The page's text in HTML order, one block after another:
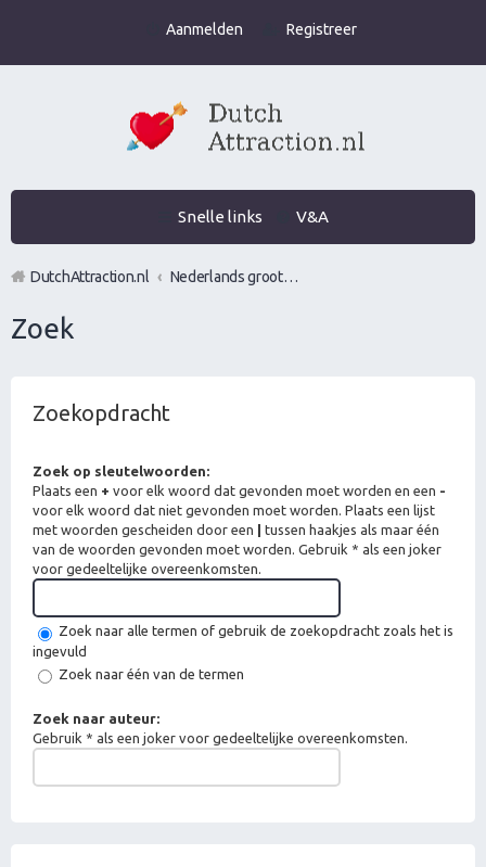
Aanmelden Registreer
Snelle links V&A
DutchAttraction.nl Nederlands grootste Dutch Attraction, Lifestyle, Vrouwen versieren en Pick-Up (PUA) Forum
Zoek
Zoekopdracht
Zoek op sleutelwoorden:
Plaats een + voor elk woord dat gevonden moet worden en een -
voor elk woord dat niet gevonden moet worden. Plaats een lijst
met woorden gescheiden door een
tussen haakjes als maar één
van de woorden gevonden moet worden. Gebruik * als een joker
voor gedeeltelijke overeenkomsten.
Zoek naar alle termen of gebruik de zoekopdracht zoals het is
ingevuld
Zoek naar één van de termen
Zoek naar auteur:
Gebruik * als een joker voor gedeeltelijke overeenkomsten.